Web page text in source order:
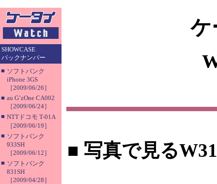
SHOWCASE
バックナンバー
■ ソフトバンク
iPhone 3GS
［2009/06/26］
■ au G’zOne CA002
［2009/06/24］
■ NTTドコモ T-01A
［2009/06/19］
■ ソフトバンク
933SH
［2009/06/12］
■ ソフトバンク
831SH
［2009/04/28］
ケ
■ 写真で見る